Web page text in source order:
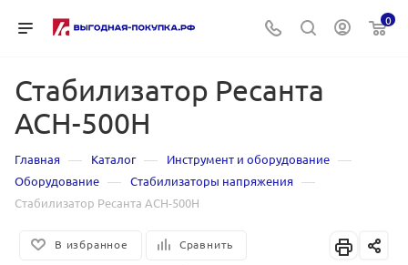
0
Стабилизатор Ресанта
АСН-500Н
Главная — Каталог — Инструмент и оборудование —
Оборудование — Стабилизаторы напряжения —
Стабилизатор Ресанта АСН-500Н
В избранное Сравнить